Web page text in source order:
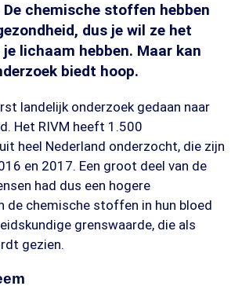
De chemische stoffen hebben
dus je wil ze het
lichaam hebben. Maar kan
biedt hoop.
landelijk onderzoek gedaan naar
Het RIVM heeft 1.500
heel Nederland onderzocht, die zijn
en 2017. Een groot deel van de
had dus een hogere
de chemische stoffen in hun bloed
grenswaarde, die als
gezien.